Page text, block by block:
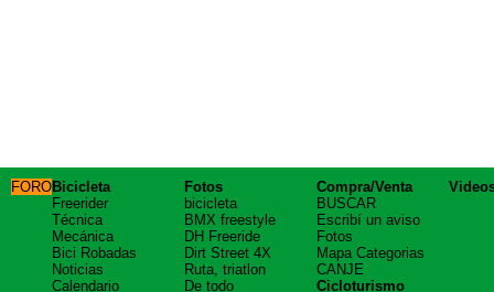
FOROBicicleta
Freerider
Técnica
Mecánica
Bici Robadas
Noticias
Calendario
Fotos
bicicleta
BMX freestyle
DH Freeride
Dirt Street 4X
Ruta, triatlon
De todo
Compra/Venta
BUSCAR
Escribí un aviso
Fotos
Mapa Categorias
CANJE
Cicloturismo